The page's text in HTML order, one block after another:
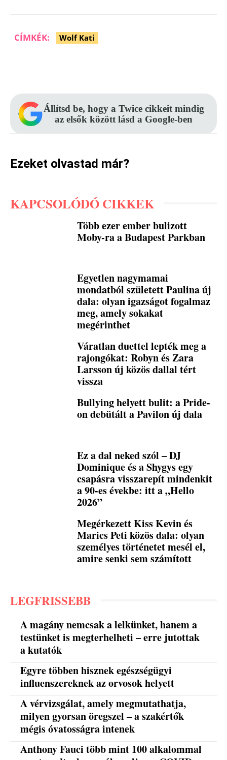
CÍMKÉK: Wolf Kati
Állítsd be, hogy a Twice cikkeit mindig
az elsők között lásd a Google-ben
Ezeket olvastad már?
KAPCSOLÓDÓ CIKKEK
Több ezer ember bulizott
Moby-ra a Budapest Parkban
Egyetlen nagymamai
mondatból született Paulina új
dala: olyan igazságot fogalmaz
meg, amely sokakat
megérinthet
Váratlan duettel lepték meg a
rajongókat: Robyn és Zara
Larsson új közös dallal tért
vissza
Bullying helyett bulit: a Pride-
on debütált a Pavilon új dala
Ez a dal neked szól – DJ
Dominique és a Shygys egy
csapásra visszarepít mindenkit
a 90-es évekbe: itt a „Hello
2026”
Megérkezett Kiss Kevin és
Marics Peti közös dala: olyan
személyes történetet mesél el,
amire senki sem számított
LEGFRISSEBB
A magány nemcsak a lelkünket, hanem a
testünket is megterhelheti – erre jutottak
a kutatók
Egyre többen hisznek egészségügyi
influenszereknek az orvosok helyett
A vérvizsgálat, amely megmutathatja,
milyen gyorsan öregszel – a szakértők
mégis óvatosságra intenek
Anthony Fauci több mint 100 alkalommal